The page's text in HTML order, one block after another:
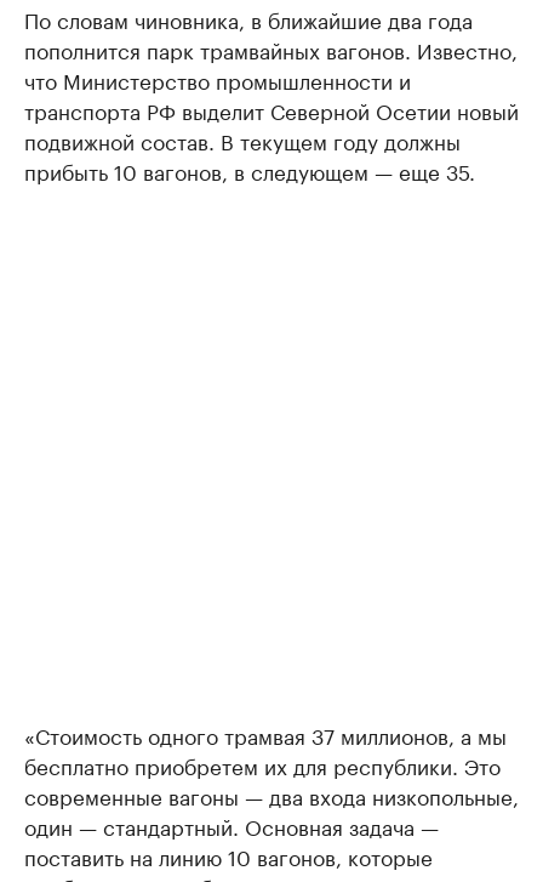
По словам чиновника, в ближайшие два года
пополнится парк трамвайных вагонов. Известно,
что Министерство промышленности и
транспорта РФ выделит Северной Осетии новый
подвижной состав. В текущем году должны
прибыть 10 вагонов, в следующем — еще 35.
«Стоимость одного трамвая 37 миллионов, а мы
бесплатно приобретем их для республики. Это
современные вагоны — два входа низкопольные,
один — стандартный. Основная задача —
поставить на линию 10 вагонов, которые